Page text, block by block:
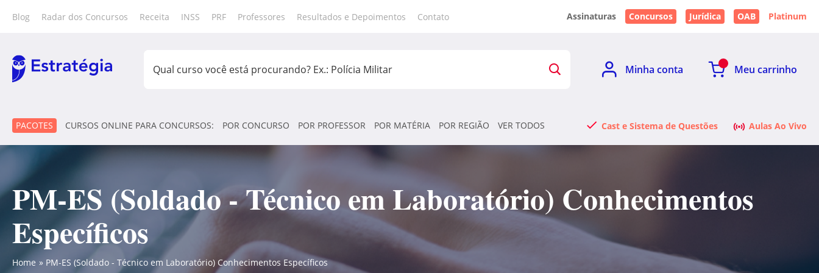
Blog Radar dos Concursos Receita INSS PRF Professores Resultados e Depoimentos Contato Assinaturas Concursos Jurídica OAB Platinum
Minha conta Meu carrinho
PACOTES CURSOS ONLINE PARA CONCURSOS: POR CONCURSO POR PROFESSOR POR MATÉRIA POR REGIÃO VER TODOS Cast e Sistema de Questões Aulas Ao Vivo
PM-ES (Soldado - Técnico em Laboratório) Conhecimentos
Específicos
Home PM-ES (Soldado - Técnico em Laboratório) Conhecimentos Específicos